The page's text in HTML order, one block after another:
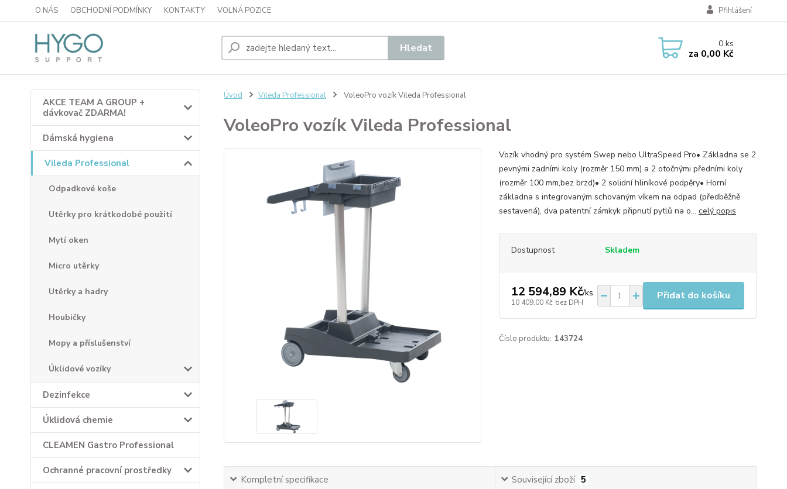
O NÁS OBCHODNÍ PODMÍNKY KONTAKTY VOLNÁ POZICE Přihlášení
Hledat 0ks
za 0,00 Kč
AKCE TEAM A GROUP +
dávkovač ZDARMA!
Dámská hygiena
Vileda Professional
Odpadkové koše
Utěrky pro krátkodobé použití
Mytí oken
Micro utěrky
Utěrky a hadry
Houbičky
Mopy a příslušenství
Úklidové vozíky
Dezinfekce
Úklidová chemie
CLEAMEN Gastro Professional
Ochranné pracovní prostředky
Úvod Vileda Professional VoleoPro vozík Vileda Professional
VoleoPro vozík Vileda Professional
Vozík vhodný pro systém Swep nebo UltraSpeed Pro• Základna se 2
pevnými zadními koly (rozměr 150 mm) a 2 otočnými předními koly
(rozměr 100 mm,bez brzd)• 2 solidní hliníkové podpěry• Horní
základna s integrovaným schovaným víkem na odpad (předběžně
sestavená), dva patentní zámkyk připnutí pytlů na o... celý popis
Dostupnost Skladem
12 594,89 Kč/ks
10 409,00 Kč bez DPH
Přidat do košíku
Číslo produktu: 143724
Kompletní specifikace Související zboží 5